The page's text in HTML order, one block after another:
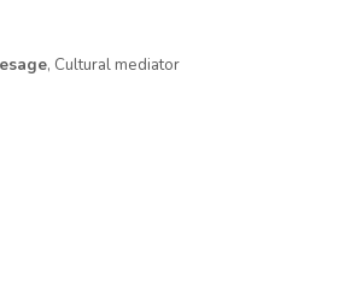
, Cultural mediator